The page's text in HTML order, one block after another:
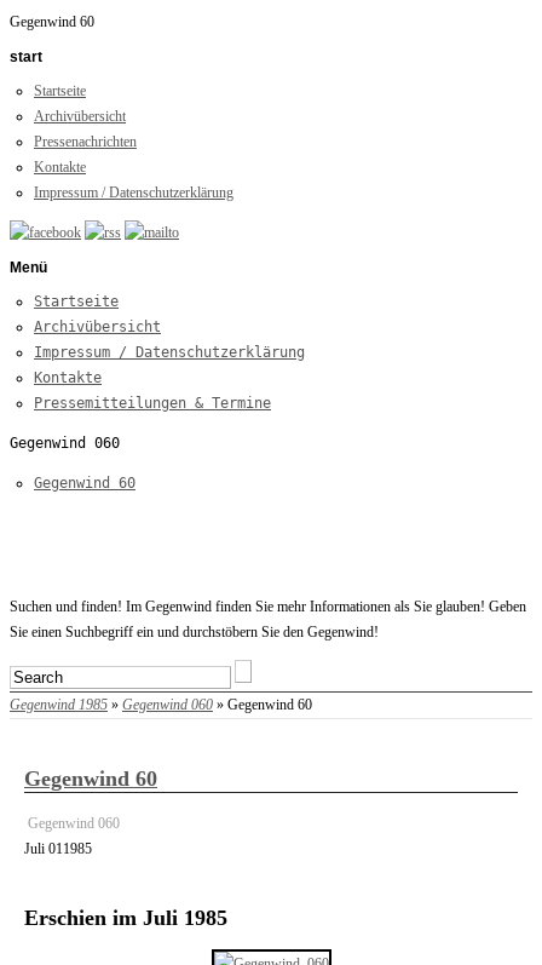
Gegenwind 60
start
Startseite
Archivübersicht
Pressenachrichten
Kontakte
Impressum / Datenschutzerklärung
Menü
Startseite
Archivübersicht
Impressum / Datenschutzerklärung
Kontakte
Pressemitteilungen & Termine
Gegenwind 060
Gegenwind 60
Startseite
Suchen und finden! Im Gegenwind finden Sie mehr Informationen als Sie glauben! Geben
Sie einen Suchbegriff ein und durchstöbern Sie den Gegenwind!
Gegenwind 1985 » Gegenwind 060 » Gegenwind 60
Gegenwind 60
Gegenwind 060
Juli 011985
Erschien im Juli 1985